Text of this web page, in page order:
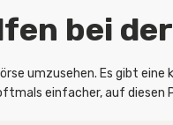
bei
umzusehen. Es gibt
einfacher, auf